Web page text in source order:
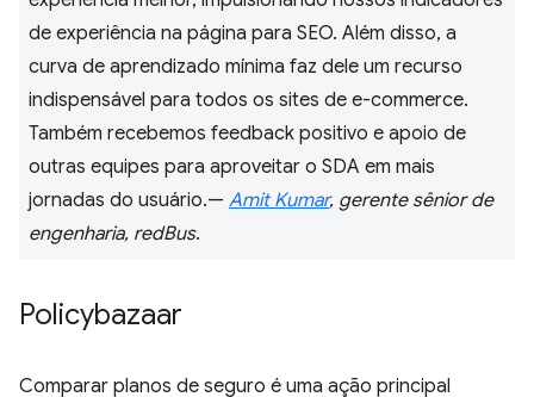
de experiência na página para SEO. Além disso, a
curva de aprendizado mínima faz dele um recurso
indispensável para todos os sites de e-commerce.
Também recebemos feedback positivo e apoio de
outras equipes para aproveitar o SDA em mais
jornadas do usuário.— Amit Kumar, gerente sênior de
engenharia, redBus.
Policybazaar
Comparar planos de seguro é uma ação principal